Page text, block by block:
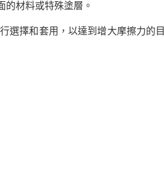
材料或特殊塗層。
選擇和套用，以達到增大摩擦力的目